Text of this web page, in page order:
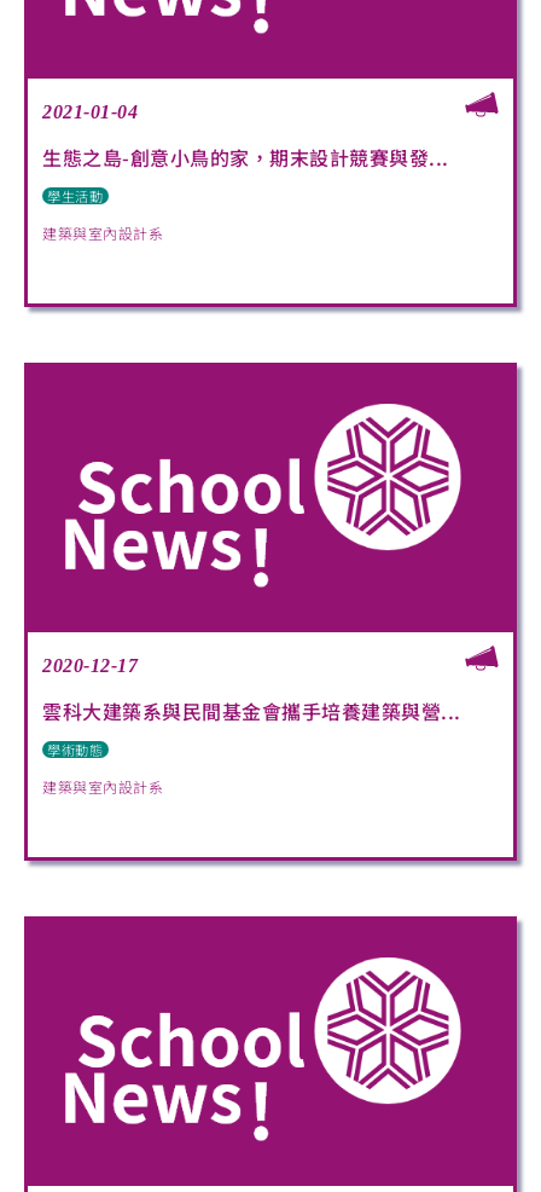
2021-01-04
生態之島-創意小鳥的家，期末設計競賽與發...
學生活動
建築與室內設計系
2020-12-17
雲科大建築系與民間基金會攜手培養建築與營...
學術動態
建築與室內設計系